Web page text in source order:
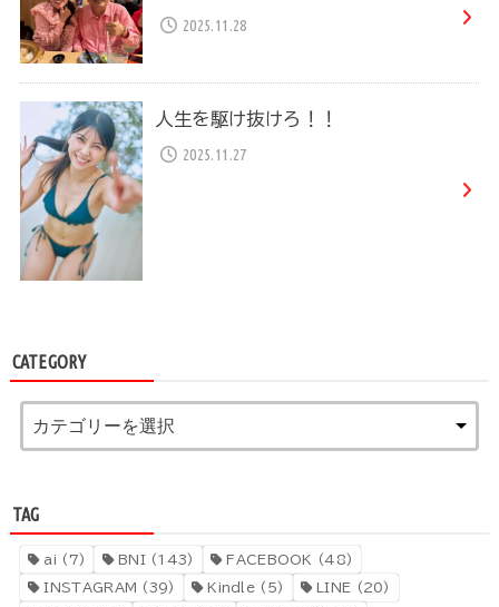
2025.11.28
人生を駆け抜けろ！！
2025.11.27
CATEGORY
TAG
ai (7) BNI(143) FACEBOOK (48)
INSTAGRAM (39) Kindle (5) LINE (20)